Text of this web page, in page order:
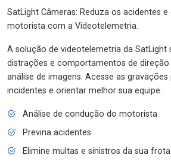
SatLight Câmeras: Reduza os acidentes e
motorista com a Videotelemetria.
A solução de videotelemetria da SatLight
distrações e comportamentos de
análise de imagens. Acesse as
incidentes e orientar melhor sua equipe.
Análise de condução do motorista
Previna acidentes
Elimine multas e sinistros da sua frota